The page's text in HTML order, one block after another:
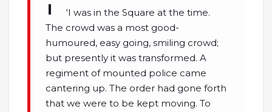
‘I was in the Square at the time.
The crowd was a most good-
humoured, easy going, smiling crowd;
but presently it was transformed. A
regiment of mounted police came
cantering up. The order had gone forth
that we were to be kept moving. To